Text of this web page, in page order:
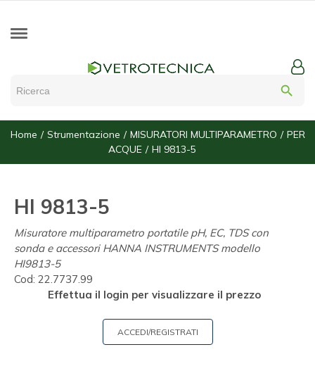
search
Home Strumentazione MISURATORI MULTIPARAMETRO
PER
ACQUE
HI 9813-5
HI 9813-5
Misuratore multiparametro portatile pH, EC, TDS con
sonda e accessori HANNA INSTRUMENTS modello
HI9813-5
Cod: 22.7737.99
Effettua il login per visualizzare il prezzo
ACCEDI/REGISTRATI